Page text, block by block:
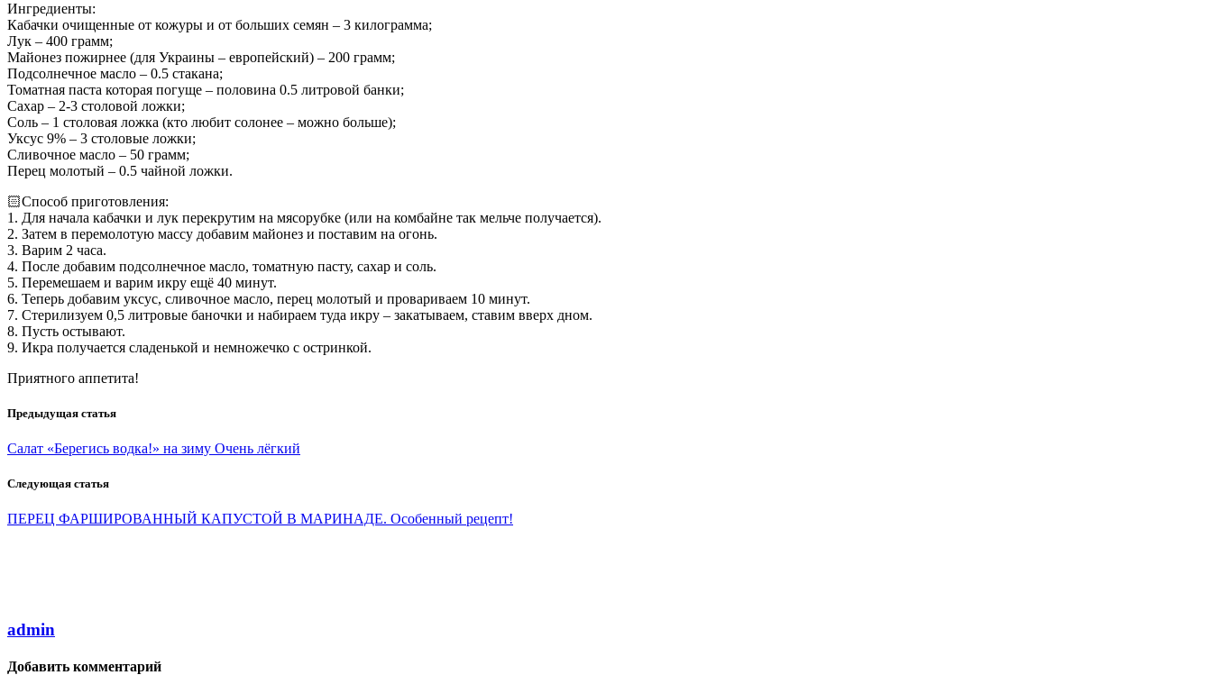
Ингредиенты:
Кабачки очищенные от кожуры и от больших семян – 3 килограмма;
Лук – 400 грамм;
Майонез пожирнее (для Украины – европейский) – 200 грамм;
Подсолнечное масло – 0.5 стакана;
Томатная паста которая погуще – половина 0.5 литровой банки;
Сахар – 2-3 столовой ложки;
Соль – 1 столовая ложка (кто любит солонее – можно больше);
Уксус 9% – 3 столовые ложки;
Сливочное масло – 50 грамм;
Перец молотый – 0.5 чайной ложки.
🏻‍Способ приготовления:
1. Для начала кабачки и лук перекрутим на мясорубке (или на комбайне так мельче получается).
2. Затем в перемолотую массу добавим майонез и поставим на огонь.
3. Варим 2 часа.
4. После добавим подсолнечное масло, томатную пасту, сахар и соль.
5. Перемешаем и варим икру ещё 40 минут.
6. Теперь добавим уксус, сливочное масло, перец молотый и провариваем 10 минут.
7. Стерилизуем 0,5 литровые баночки и набираем туда икру – закатываем, ставим вверх дном.
8. Пусть остывают.
9. Икра получается сладенькой и немножечко с остринкой.
Приятного аппетита!
Предыдущая статья
Салат «Берегись водка!» на зиму Очень лёгкий
Следующая статья
ПЕРЕЦ ФАРШИРОВАННЫЙ КАПУСТОЙ В МАРИНАДЕ. Особенный рецепт!
admin
Добавить комментарий